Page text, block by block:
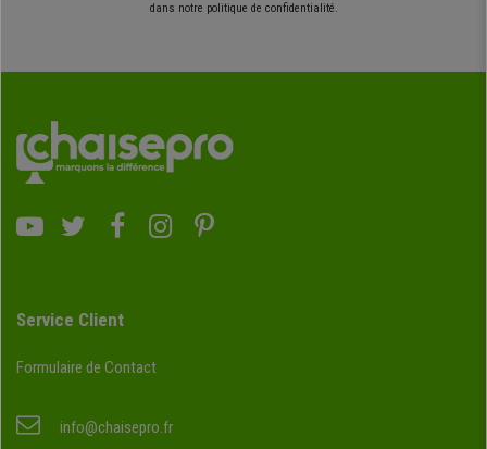
dans notre politique de confidentialité.
Service Client
Formulaire de Contact
info@chaisepro.fr